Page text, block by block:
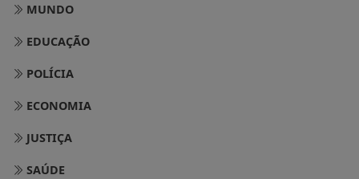
MUNDO
EDUCAÇÃO
POLÍCIA
ECONOMIA
JUSTIÇA
SAÚDE